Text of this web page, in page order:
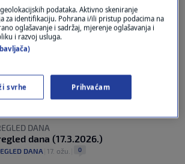
DANA 9. tra. |
DANA
dana (8.4.2026.)
DANA
DANA
dana (2.4.2026.)
DANA 2. tra.| 0
DANA
dana (17.3.2026.)
DANA 17. ožu. 0
podataka. Aktivno skeniranje
za identifikaciju. Pohrana i/ili pristup podacima na
oglašavanje i sadržaj, mjerenje oglašavanja i
i razvoj usluga.
svrhe Prihvaćam